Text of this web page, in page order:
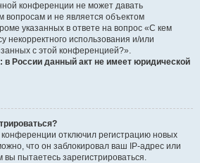
конференции не может давать
вопросам и не является объектом
указанных в ответе на вопрос «С кем
некорректного использования и/или
с этой конференцией?».
в России данный акт не имеет юридической
отключил регистрацию новых
что он заблокировал ваш IP-адрес или
пытаетесь зарегистрироваться.